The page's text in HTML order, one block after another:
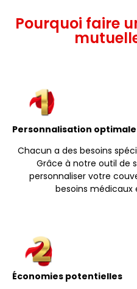
Pourquoi faire
Personnalisation optimale
Chacun a des besoins
Grâce à notre outil de
personnaliser votre
besoins
Économies potentielles